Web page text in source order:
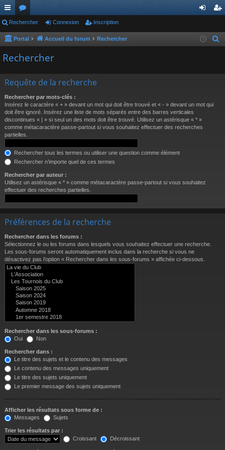
ac
co
ur
s
or
u
m
ne cri
Rechercher Connexion Inscription
Portal Accueil du forum Rechercher
Rechercher
Requête de la recherche
Rechercher par mots-clés :
Insérez le caractère « + » devant un mot qui doit être trouvé et « - » devant un mot qui
doit être ignoré. Insérez une liste de mots séparés entre des barres verticales
discontinues « | » si seul un des mots doit être trouvé. Utilisez un astérisque « * »
comme métacaractère passe-partout si vous souhaitez effectuer des recherches
partielles.
Rechercher tous les termes ou utiliser une question comme élément
Rechercher n’importe quel de ces termes
Rechercher par auteur :
Utilisez un astérisque « * » comme métacaractère passe-partout si vous souhaitez
effectuer des recherches partielles.
Préférences de la recherche
Rechercher dans les forums :
Sélectionnez le ou les forums dans lesquels vous souhaitez effectuer une recherche.
Les sous-forums seront automatiquement inclus dans la recherche si vous ne
désactivez pas l’option « Rechercher dans les sous-forums » affichée ci-dessous.
Rechercher dans les sous-forums :
Oui
Non
Rechercher dans :
Le titre des sujets et le contenu des messages
Le contenu des messages uniquement
Le titre des sujets uniquement
Le premier message des sujets uniquement
Afficher les résultats sous forme de :
Messages
Sujets
Trier les résultats par :
Croissant
Décroissant